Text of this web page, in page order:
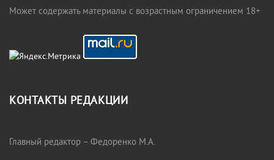
Может содержать материалы с возрастным ограничением 18+
КОНТАКТЫ РЕДАКЦИИ
Главный редактор – Федоренко М.А.